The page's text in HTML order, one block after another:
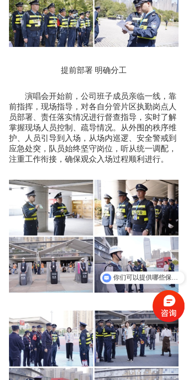
提前部署 明确分工
演唱会开始前，公司班子成员亲临一线，靠
前指挥，现场指导，对各自分管片区执勤岗点人
员部署、责任落实情况进行督查指导，实时了解
掌握现场人员控制、疏导情况。从外围的秩序维
护、人员引导到入场，从场内巡逻、安全警戒到
应急处突，队员始终坚守岗位，听从统一调配，
注重工作衔接，确保观众入场过程顺利进行。